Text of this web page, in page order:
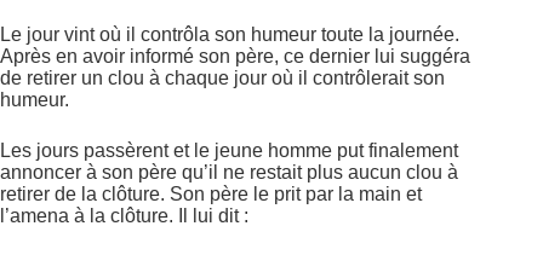
Le jour vint où il contrôla son humeur toute la journée.
Après en avoir informé son père, ce dernier lui suggéra
de retirer un clou à chaque jour où il contrôlerait son
humeur.
Les jours passèrent et le jeune homme put finalement
annoncer à son père qu’il ne restait plus aucun clou à
retirer de la clôture. Son père le prit par la main et
l’amena à la clôture. Il lui dit :